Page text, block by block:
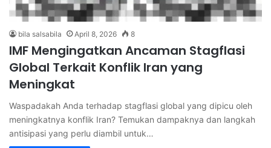
bila salsabila April 8, 2026 8
IMF Mengingatkan Ancaman Stagflasi
Global Terkait Konflik Iran yang
Meningkat
Waspadakah Anda terhadap stagflasi global yang dipicu oleh
meningkatnya konflik Iran? Temukan dampaknya dan langkah
antisipasi yang perlu diambil untuk…